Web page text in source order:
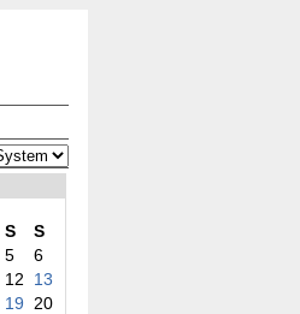
S
S
5
6
12
13
19
20